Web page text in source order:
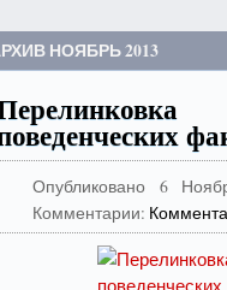
НОЯБРЬ 2013
Опубликовано 6
Комментарии: